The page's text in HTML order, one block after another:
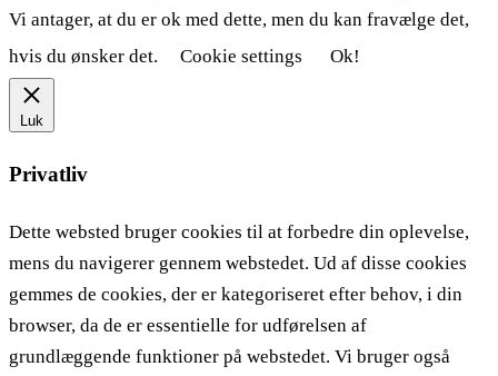
Vi antager, at du er ok med dette, men du kan fravælge det,
hvis du ønsker det.
Cookie settings Ok!
Luk
Privatliv
Dette websted bruger cookies til at forbedre din oplevelse,
mens du navigerer gennem webstedet. Ud af disse cookies
gemmes de cookies, der er kategoriseret efter behov, i din
browser, da de er essentielle for udførelsen af ​​
grundlæggende funktioner på webstedet. Vi bruger også